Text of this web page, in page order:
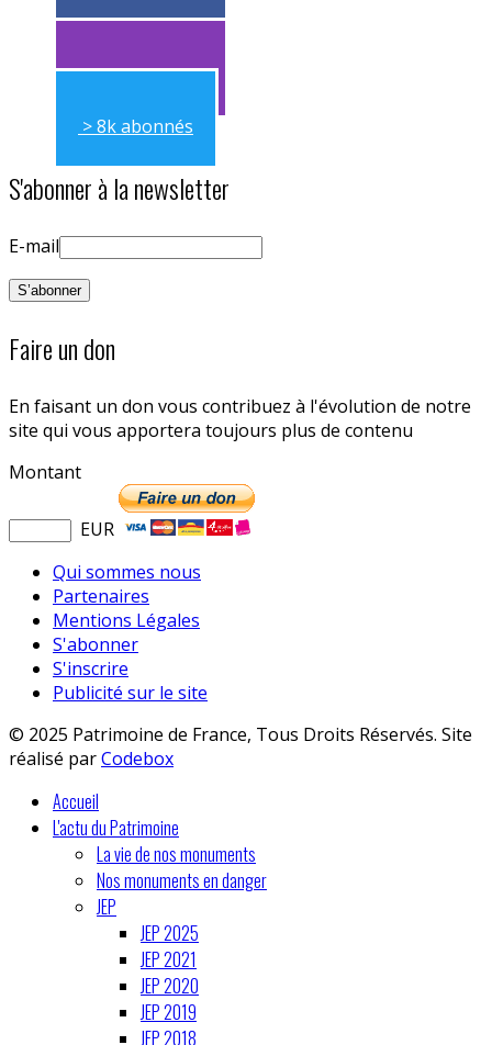
> 11k abonnés
> 11k abonnés
> 8k abonnés
S'abonner à la newsletter
E-mail
Faire un don
En faisant un don vous contribuez à l'évolution de notre
site qui vous apportera toujours plus de contenu
Montant
EUR
Qui sommes nous
Partenaires
Mentions Légales
S'abonner
S'inscrire
Publicité sur le site
© 2025 Patrimoine de France, Tous Droits Réservés. Site
réalisé parCodebox
Accueil
L'actu du Patrimoine
La vie de nos monuments
Nos monuments en danger
JEP
JEP 2025
JEP 2021
JEP 2020
JEP 2019
JEP 2018